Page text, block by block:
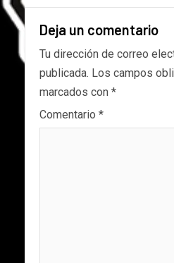
Deja un comentario
Tu dirección de correo
publicada. Los campos
marcados con *
Comentario *